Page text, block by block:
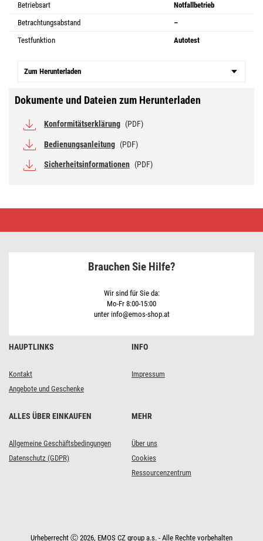
Betriebsart
Notfallbetrieb
Betrachtungsabstand
–
Testfunktion
Autotest
Zum Herunterladen
Dokumente und Dateien zum Herunterladen
Konformitätserklärung (PDF)
Bedienungsanleitung (PDF)
Sicherheitsinformationen (PDF)
HAUPTLINKS
Kontakt
Angebote und Geschenke
INFO
Impressum
ALLES ÜBER EINKAUFEN
Allgemeine Geschäftsbedingungen
Datenschutz (GDPR)
MEHR
Über uns
Cookies
Ressourcenzentrum
Brauchen Sie Hilfe?
Wir sind für Sie da:
Mo-Fr 8:00-15:00
unter info@emos-shop.at
Urheberrecht Ⓒ 2026, EMOS CZ group a.s. - Alle Rechte vorbehalten